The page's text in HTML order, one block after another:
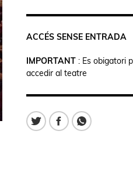
ACCÉS SENSE ENTRADA
IMPORTANT: Es obigatori
accedir al teatre